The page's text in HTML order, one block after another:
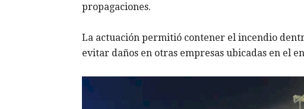
propagaciones.
La actuación permitió contener el incendio
evitar daños en otras empresas ubicadas en el